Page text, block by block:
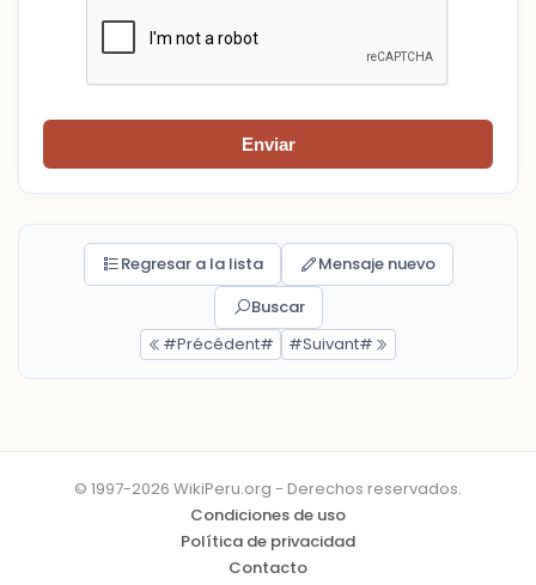
Enviar
Regresar a la lista
Mensaje nuevo
Buscar
#Précédent#
#Suivant#
© 1997-2026 WikiPeru.org - Derechos reservados.
Condiciones de uso
Política de privacidad
Contacto